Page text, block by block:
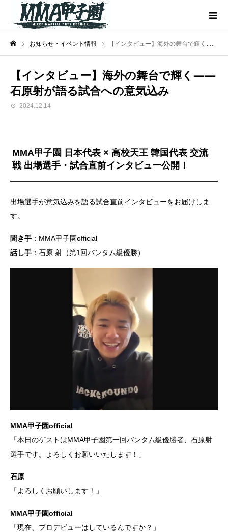
お知らせ・イベント情報 【インタビュー】海外の舞台で輝く――石原射が語る試合への意気込み
【インタビュー】海外の舞台で輝く――
石原射が語る試合への意気込み
2024.12.14
MMA甲子園 日本代表 × 高校天王 韓国代表 交流
戦 出場選手・試合直前インタビュー公開！
出場選手が意気込みを語る試合直前インタビューをお届けしま
す。
聞き手 ：MMA甲子園official
話し手 ：石原 射（第1回バンタム級優勝）
MMA甲子園official
「本日のゲストはMMA甲子園第一回バンタム級優勝者、石原射
選手です。よろしくお願いいたします！」
石原
「よろしくお願いします！」
MMA甲子園official
「現在、プロデビューはしているんですか？」